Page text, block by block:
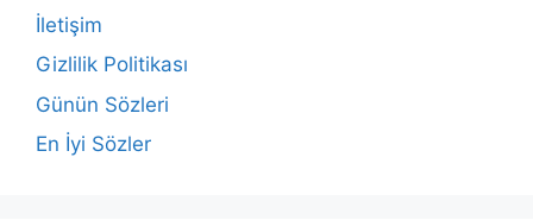
İletişim
Gizlilik Politikası
Günün Sözleri
En İyi Sözler